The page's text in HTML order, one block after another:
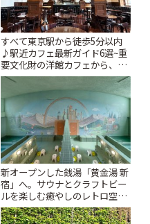
すべて東京駅から徒歩5分以内
♪駅近カフェ最新ガイド6選~重
要文化財の洋館カフェから、改
札すぐのレトロ喫茶まで~ | こと
新オープンした銭湯「黄金湯 新
宿」へ。サウナとクラフトビー
ルを楽しむ癒やしのレトロ空間
| ことりっぷ